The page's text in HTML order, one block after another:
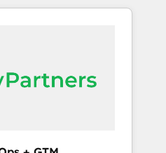
teams has worked
next big initiative
★ Company of the
team, migrate your
workflows that
one, in your time